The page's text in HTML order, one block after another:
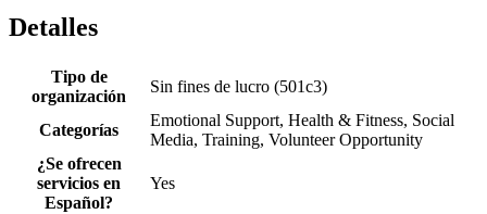
Detalles
Tipo de
organización
Sin fines de lucro (501c3)
Categorías
Emotional Support, Health & Fitness, Social
Media, Training, Volunteer Opportunity
¿Se ofrecen
servicios en
Español?
Yes